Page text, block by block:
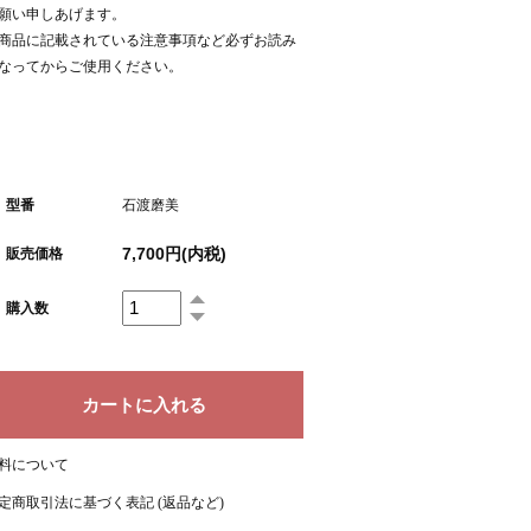
い申しあげます。
商品に記載されている注意事項など必ずお読み
ってからご使用ください。
型番 石渡磨美
販売価格 7,700円(内税)
購入数
について
商取引法に基づく表記 (返品など)